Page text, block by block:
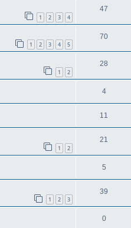
1 2 3 4
47
1 2 3 4 5
70
1 2
28
4
11
1 2
21
5
1 2 3
39
0